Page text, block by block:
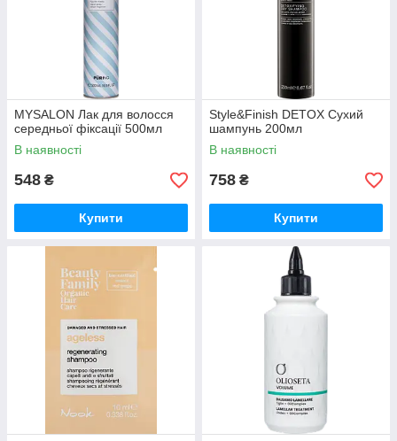
MYSALON Лак для волосся
середньої фіксації 500мл
В наявності
548 ₴
Купити
Style&Finish DETOX Сухий
шампунь 200мл
В наявності
758 ₴
Купити